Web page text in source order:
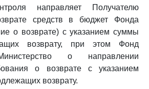
направляет Получателю
средств в бюджет Фонда
о возврате) с указанием суммы
возврату, при этом Фонд
о направлении
о возврате с указанием
возврату.